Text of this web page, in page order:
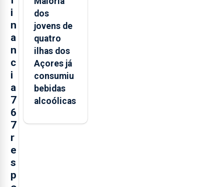
i
n
a
n
c
i
a
7
6
7
r
e
s
p
dos
jovens de
quatro
ilhas dos
Açores já
consumiu
bebidas
alcoólicas